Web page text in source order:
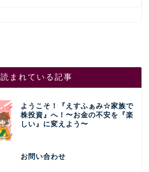
読まれている記事
ようこそ！『えすふぁみ☆家族で
株投資』へ！〜お金の不安を『楽
しい』に変えよう〜
お問い合わせ